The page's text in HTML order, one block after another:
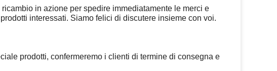
in azione per spedire immediatamente le merci e
interessati. Siamo felici di discutere insieme con voi.
prodotti, confermeremo i clienti di termine di consegna e